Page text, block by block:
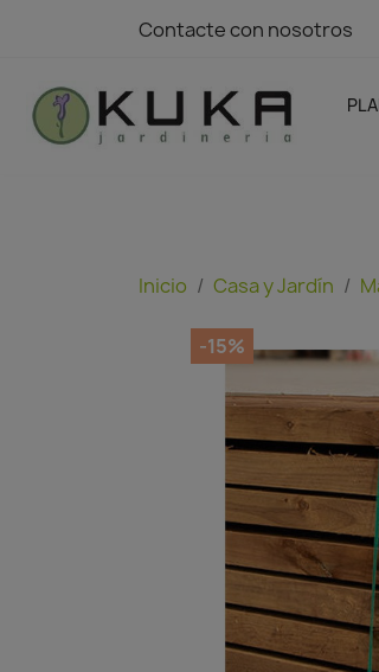
Contacte con nosotros
Contacte con nosotros
SIN GASTOS DE ENVÍO
Inicio Casa y Jardín
-15%